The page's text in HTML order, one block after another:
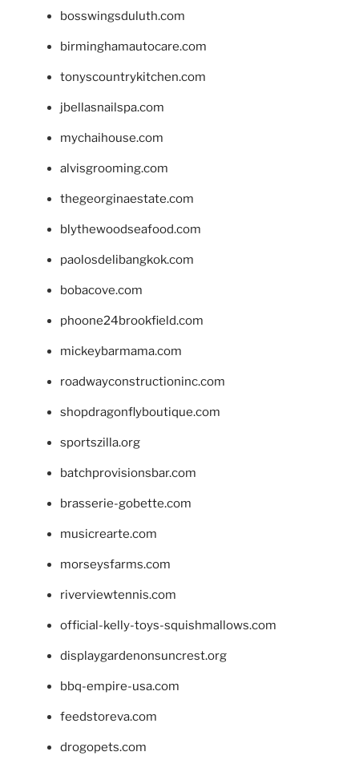
bosswingsduluth.com
birminghamautocare.com
tonyscountrykitchen.com
jbellasnailspa.com
mychaihouse.com
alvisgrooming.com
thegeorginaestate.com
blythewoodseafood.com
paolosdelibangkok.com
bobacove.com
phoone24brookfield.com
mickeybarmama.com
roadwayconstructioninc.com
shopdragonflyboutique.com
sportszilla.org
batchprovisionsbar.com
brasserie-gobette.com
musicrearte.com
morseysfarms.com
riverviewtennis.com
official-kelly-toys-squishmallows.com
displaygardenonsuncrest.org
bbq-empire-usa.com
feedstoreva.com
drogopets.com